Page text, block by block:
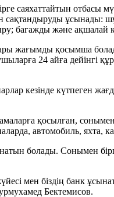
саяхаттайтын отбасы
ұсынады:
багажды және ақшалай
жағымды қосымша
24 айға дейінгі
кезінде күтпеген
қосылған,
автомобиль, яхта,
болады. Сонымен
мен біздің банк
Бектемисов.